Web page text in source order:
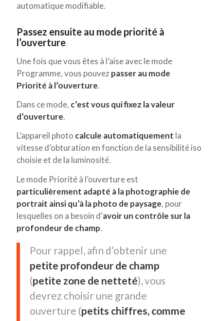
automatique modifiable.
Passez ensuite au mode priorité à
l’ouverture
Une fois que vous êtes à l’aise avec le mode
Programme, vous pouvezpasser au mode
Priorité à l’ouverture.
Dans ce mode, c’est vous qui fixez la valeur
d’ouverture.
L’appareil photo calcule automatiquement la
vitesse d’obturation en fonction de la sensibilité iso
choisie et de la luminosité.
Le mode Priorité à l’ouverture est
particulièrement adapté à la photographie de
portrait ainsi qu’à la photo de paysage, pour
lesquelles on a besoin d’avoir un contrôle sur la
profondeur de champ.
Pour rappel, afin d’obtenir une
petite profondeur de champ
(petite zone de netteté), vous
devrez choisir une grande
ouverture (petits chiffres, comme